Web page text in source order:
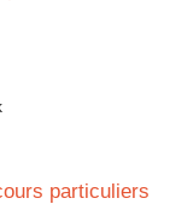
particuliers